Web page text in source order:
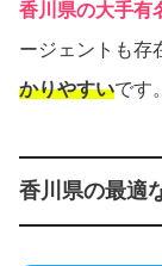
香川県の大手有
ージェントも存
かりやすいです。
香川県の最適